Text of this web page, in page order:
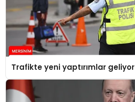
Trafikte yeni yaptırımlar geliyor